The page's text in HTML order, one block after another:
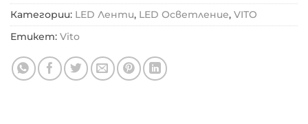
Категории: LED Ленти, LED Осветление, VITO
Етикет: Vito